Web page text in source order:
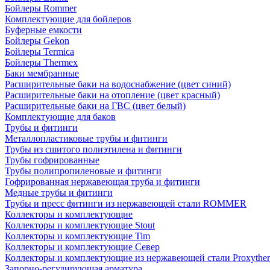
Бойлеры Rommer
Комплектующие для бойлеров
Буферные емкости
Бойлеры Gekon
Бойлеры Termica
Бойлеры Thermex
Баки мембранные
Расширительные баки на водоснабжение (цвет синий)
Расширительные баки на отопление (цвет красный)
Расширительные баки на ГВС (цвет белый)
Комплектующие для баков
Трубы и фитинги
Металлопластиковые трубы и фитинги
Трубы из сшитого полиэтилена и фитинги
Трубы гофрированные
Трубы полипропиленовые и фитинги
Гофрированная нержавеющая труба и фитинги
Медные трубы и фитинги
Трубы и пресс фитинги из нержавеющей стали ROMMER
Коллекторы и комплектующие
Коллекторы и комплектующие Stout
Коллекторы и комплектующие Tim
Коллекторы и комплектующие Север
Коллекторы и комплектующие из нержавеющей стали